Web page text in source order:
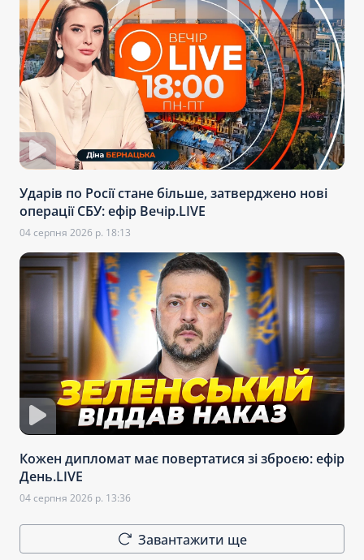
Ударів по Росії стане більше, затверджено нові
операції СБУ: ефір Вечір.LIVE
04 серпня 2026 р. 18:13
Кожен дипломат має повертатися зі зброєю: ефір
День.LIVE
04 серпня 2026 р. 13:36
Завантажити ще